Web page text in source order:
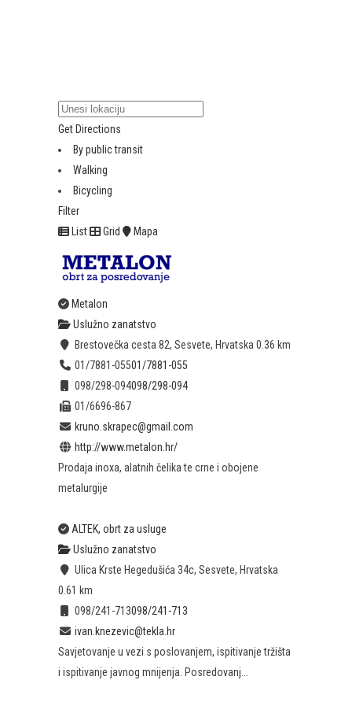
Get Directions
By public transit
Walking
Bicycling
Filter
List
Grid Mapa
Metalon
Uslužno zanatstvo
Brestovečka cesta 82, Sesvete, Hrvatska 0.36 km
01/7881-05501/7881-055
098/298-094098/298-094
01/6696-867
kruno.skrapec@gmail.com
http://www.metalon.hr/
Prodaja inoxa, alatnih čelika te crne i obojene
metalurgije
ALTEK, obrt za usluge
Uslužno zanatstvo
Ulica Krste Hegedušića 34c, Sesvete, Hrvatska
0.61 km
098/241-713098/241-713
ivan.knezevic@tekla.hr
Savjetovanje u vezi s poslovanjem, ispitivanje tržišta
i ispitivanje javnog mnijenja. Posredovanj...